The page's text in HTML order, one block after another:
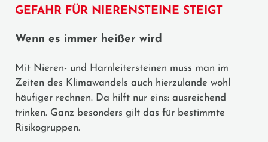
GEFAHR FÜR NIERENSTEINE STEIGT
Wenn es immer heißer wird
Mit Nieren- und Harnleitersteinen muss man im
Zeiten des Klimawandels auch hierzulande wohl
häufiger rechnen. Da hilft nur eins: ausreichend
trinken. Ganz besonders gilt das für bestimmte
Risikogruppen.